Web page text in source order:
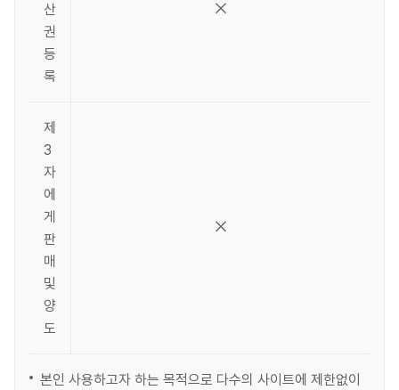
산
권
등
록
제
3
자
에
게
판
매
및
양
도
본인 사용하고자 하는 목적으로 다수의 사이트에 제한없이